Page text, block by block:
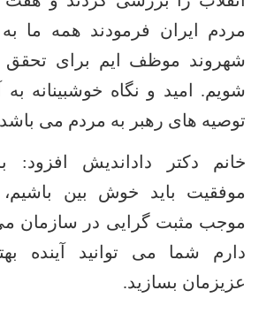
ایران فرمودند همه ما به
موظف ایم برای تحقق این
امید و نگاه خوشبینانه به
های رهبر به مردم می باشد.
دکتر داداندیش افزود:
باید خوش بین باشیم،
مثبت گرایی در سازمان می
شما می توانید آینده
بسازید.